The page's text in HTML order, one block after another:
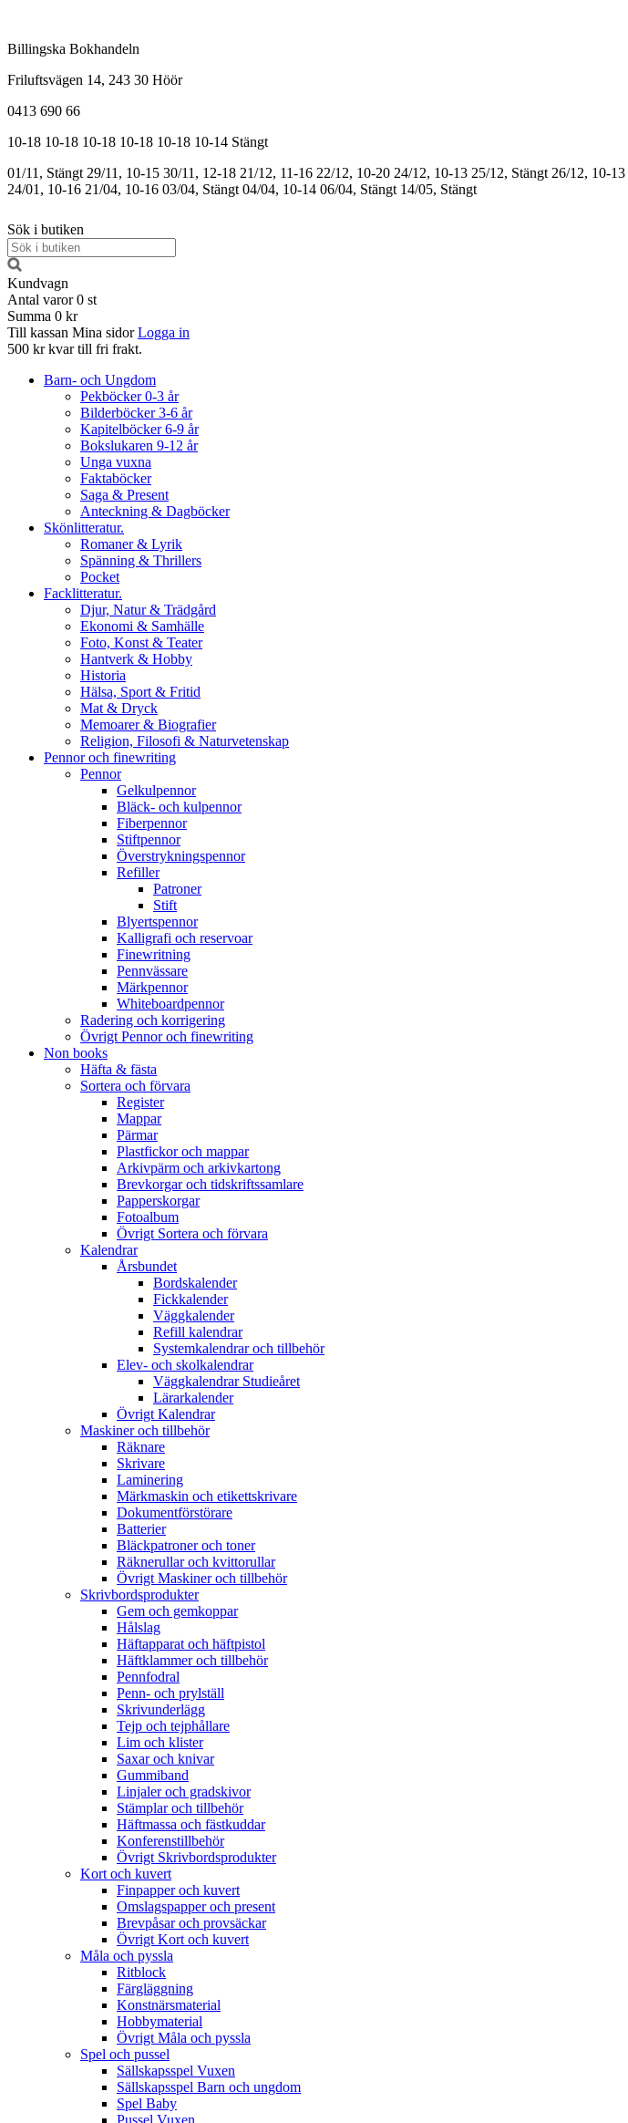
Billingska Bokhandeln
Friluftsvägen 14, 243 30 Höör
0413 690 66
10-18 10-18 10-18 10-18 10-18 10-14 Stängt
01/11, Stängt 29/11, 10-15 30/11, 12-18 21/12, 11-16 22/12, 10-20 24/12, 10-13 25/12, Stängt 26/12, 10-13
24/01, 10-16 21/04, 10-16 03/04, Stängt 04/04, 10-14 06/04, Stängt 14/05, Stängt
Sök i butiken
Kundvagn
Antal varor 0 st
Summa 0 kr
Till kassan Mina sidor Logga in
500 kr kvar till fri frakt.
Barn- och Ungdom
Pekböcker 0-3 år
Bilderböcker 3-6 år
Kapitelböcker 6-9 år
Bokslukaren 9-12 år
Unga vuxna
Faktaböcker
Saga & Present
Anteckning & Dagböcker
Skönlitteratur.
Romaner & Lyrik
Spänning & Thrillers
Pocket
Facklitteratur.
Djur, Natur & Trädgård
Ekonomi & Samhälle
Foto, Konst & Teater
Hantverk & Hobby
Historia
Hälsa, Sport & Fritid
Mat & Dryck
Memoarer & Biografier
Religion, Filosofi & Naturvetenskap
Pennor och finewriting
Pennor
Gelkulpennor
Bläck- och kulpennor
Fiberpennor
Stiftpennor
Överstrykningspennor
Refiller
Patroner
Stift
Blyertspennor
Kalligrafi och reservoar
Finewritning
Pennvässare
Märkpennor
Whiteboardpennor
Radering och korrigering
Övrigt Pennor och finewriting
Non books
Häfta & fästa
Sortera och förvara
Register
Mappar
Pärmar
Plastfickor och mappar
Arkivpärm och arkivkartong
Brevkorgar och tidskriftssamlare
Papperskorgar
Fotoalbum
Övrigt Sortera och förvara
Kalendrar
Årsbundet
Bordskalender
Fickkalender
Väggkalender
Refill kalendrar
Systemkalendrar och tillbehör
Elev- och skolkalendrar
Väggkalendrar Studieåret
Lärarkalender
Övrigt Kalendrar
Maskiner och tillbehör
Räknare
Skrivare
Laminering
Märkmaskin och etikettskrivare
Dokumentförstörare
Batterier
Bläckpatroner och toner
Räknerullar och kvittorullar
Övrigt Maskiner och tillbehör
Skrivbordsprodukter
Gem och gemkoppar
Hålslag
Häftapparat och häftpistol
Häftklammer och tillbehör
Pennfodral
Penn- och prylställ
Skrivunderlägg
Tejp och tejphållare
Lim och klister
Saxar och knivar
Gummiband
Linjaler och gradskivor
Stämplar och tillbehör
Häftmassa och fästkuddar
Konferenstillbehör
Övrigt Skrivbordsprodukter
Kort och kuvert
Finpapper och kuvert
Omslagspapper och present
Brevpåsar och provsäckar
Övrigt Kort och kuvert
Måla och pyssla
Ritblock
Färgläggning
Konstnärsmaterial
Hobbymaterial
Övrigt Måla och pyssla
Spel och pussel
Sällskapsspel Vuxen
Sällskapsspel Barn och ungdom
Spel Baby
Pussel Vuxen